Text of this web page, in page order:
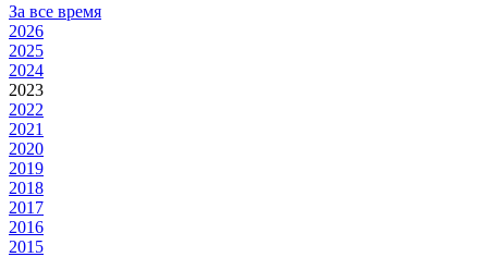
За все время
2026
2025
2024
2023
2022
2021
2020
2019
2018
2017
2016
2015